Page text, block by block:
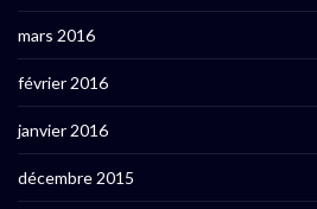
mars 2016
février 2016
janvier 2016
décembre 2015